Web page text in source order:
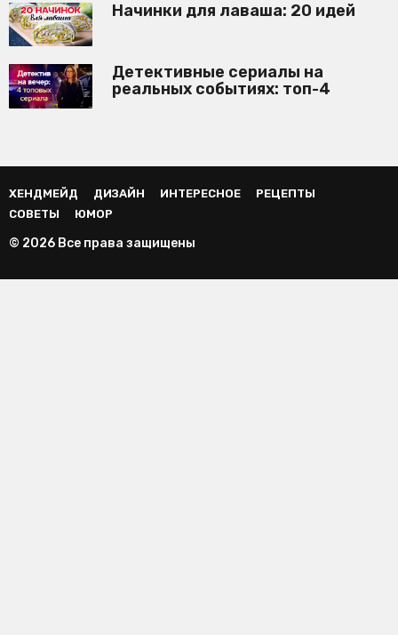
Начинки для лаваша: 20 идей
Детективные сериалы на
реальных событиях: топ-4
ХЕНДМЕЙД ДИЗАЙН ИНТЕРЕСНОЕ
РЕЦЕПТЫ
СОВЕТЫ
ЮМОР
© 2026 Все права защищены